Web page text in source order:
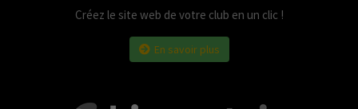
Créez le site web de votre club en un clic !
En savoir plus